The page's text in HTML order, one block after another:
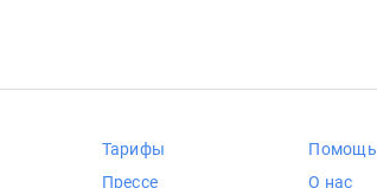
Тарифы
Прессе
Помощь
О нас